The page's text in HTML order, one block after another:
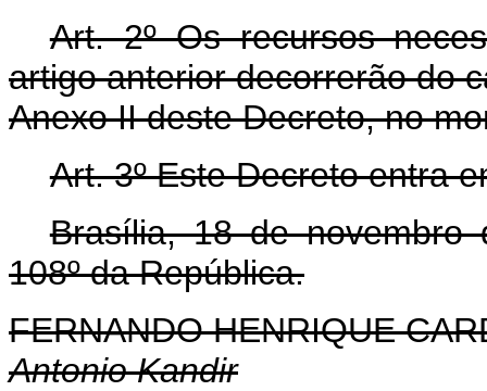
Art. 2º Os recursos
artigo anterior decorrerão do
Anexo II deste Decreto, no
Art. 3º Este Decreto entra
Brasília, 18 de novembro
108º da República.
FERNANDO HENRIQUE
Antonio Kandir